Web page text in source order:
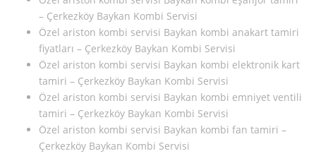
– Çerkezköy Baykan Kombi Servisi
Özel ariston kombi servisi Baykan kombi anakart tamiri
fiyatları – Çerkezköy Baykan Kombi Servisi
Özel ariston kombi servisi Baykan kombi elektronik kart
tamiri – Çerkezköy Baykan Kombi Servisi
Özel ariston kombi servisi Baykan kombi emniyet ventili
tamiri – Çerkezköy Baykan Kombi Servisi
Özel ariston kombi servisi Baykan kombi fan tamiri –
Çerkezköy Baykan Kombi Servisi